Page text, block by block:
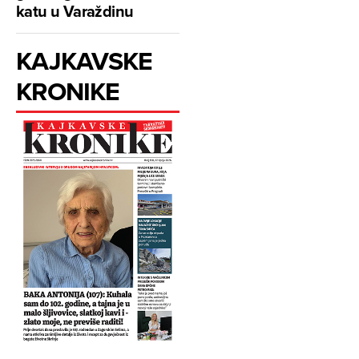
katu u Varaždinu
KAJKAVSKE
KRONIKE